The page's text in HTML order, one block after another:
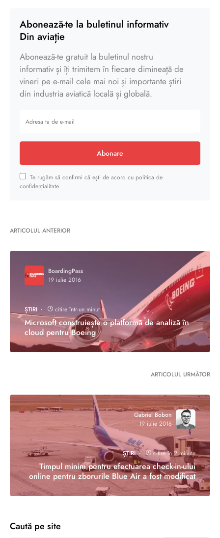
Abonează-te la buletinul informativ
Din aviație
Abonează-te gratuit la buletinul nostru
informativ și îți trimitem în fiecare dimineață de
vineri pe e-mail cele mai noi și importante știri
din industria aviatică locală și globală.
Abonare
Te rugăm să confirmi că ești de acord cu politica de
confidențialitate.
ARTICOLUL ANTERIOR
BoardingPass
19 iulie 2016
ȘTIRI citire într-un minut
Microsoft construiește o platformă de analiză în
cloud pentru Boeing
ARTICOLUL URMĂTOR
Gabriel Bobon
19 iulie 2016
ȘTIRI citire în 2 minute
Timpul minim pentru efectuarea check-in-ului
online pentru zborurile Blue Air a fost modificat
Caută pe site